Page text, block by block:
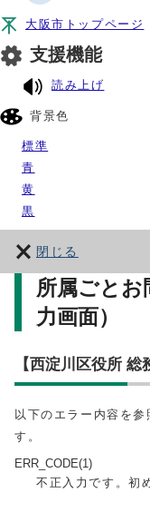
大阪市トップページ
支援機能
読み上げ
背景色
標準
青
黄
黒
閉じる
所属ごとお
力画面）
【西淀川区役所
以下のエラー内容を
す。
ERR_CODE(1)
不正入力です。初